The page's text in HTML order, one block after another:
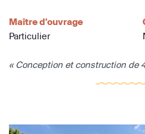
Maître d'ouvrage
Particulier
« Conception et construction de